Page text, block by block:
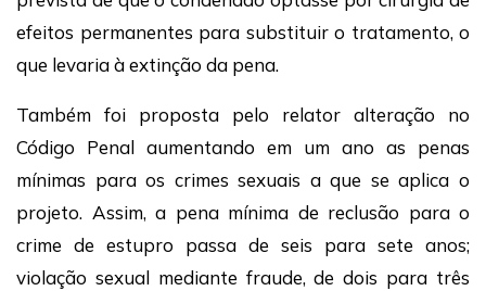
efeitos permanentes para substituir o tratamento, o
que levaria à extinção da pena.
Também foi proposta pelo relator alteração no
Código Penal aumentando em um ano as penas
mínimas para os crimes sexuais a que se aplica o
projeto. Assim, a pena mínima de reclusão para o
crime de estupro passa de seis para sete anos;
violação sexual mediante fraude, de dois para três